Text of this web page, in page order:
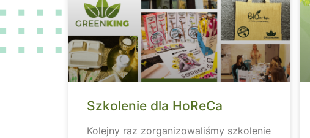
Szkolenie dla HoReCa
Kolejny raz zorganizowaliśmy szkolenie